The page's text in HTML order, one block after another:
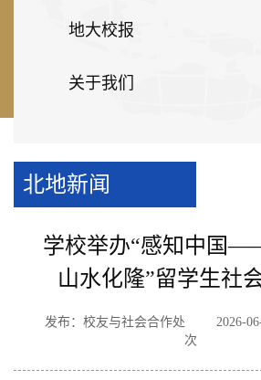
地大校报
关于我们
北地新闻
学校举办“感知中国
山水化隆”留学生社
发布：校友与社会合作处 2026-
次